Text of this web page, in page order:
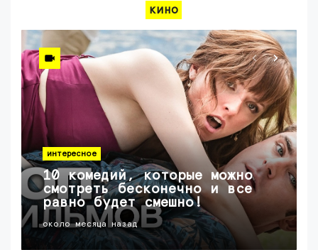
кино
интересное
10 комедий, которые можно
смотреть бесконечно и все
равно будет смешно!
около месяца назад